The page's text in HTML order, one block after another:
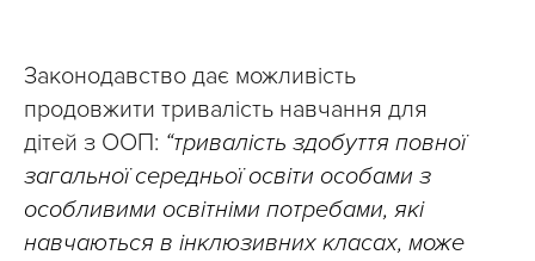
Законодавство дає можливість
продовжити тривалість навчання для
дітей з ООП: “тривалість здобуття повної
загальної середньої освіти особами з
особливими освітніми потребами, які
навчаються в інклюзивних класах, може